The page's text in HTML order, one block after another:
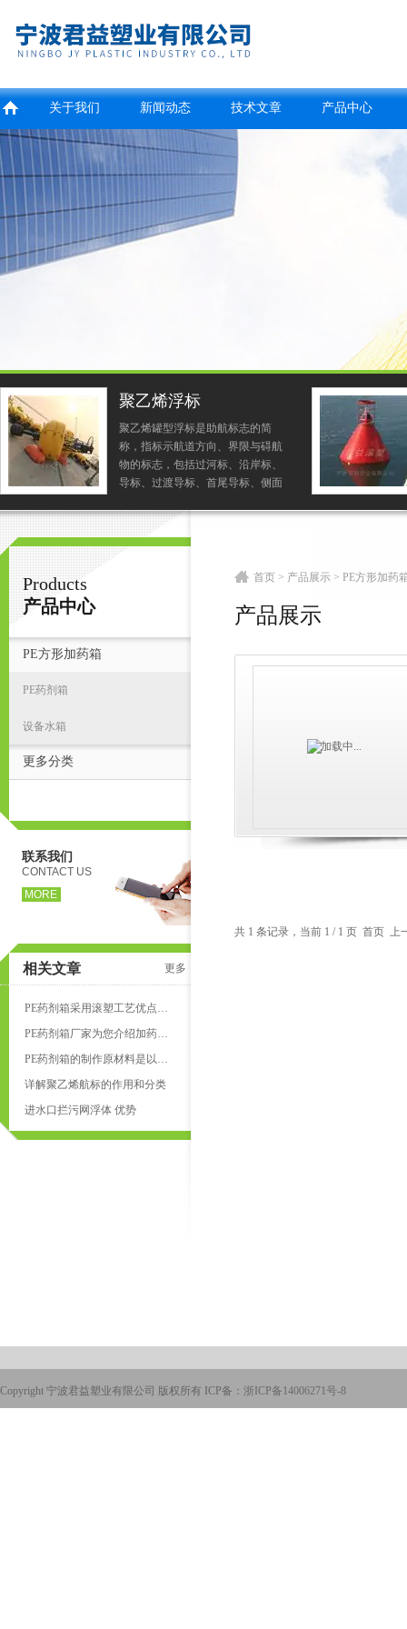
宁波君益塑业有限公司
首
关于我们 新闻动态 技术文章 产品中心
聚乙烯浮标
聚乙烯罐型浮标是助航标志的简
称，指标示航道方向、界限与碍航
物的标志，包括过河标、沿岸标、
导标、过渡导标、首尾导标、侧面
和桥涵标等。是帮助引导船舶航
行、定位和标示碍航物与表...
Products
产品中心
PE方形加药箱
PE药剂箱
设备水箱
更多分类
联系我们
CONTACT US
MORE
更多
相关文章
PE药剂箱采用滚塑工艺优点多多
PE药剂箱厂家为您介绍加药设备的使用注意事项
PE药剂箱的制作原材料是以采聚乙烯为主要原料
详解聚乙烯航标的作用和分类
进水口拦污网浮体 优势
首页 > 产品展示 > PE方形加药
产品展示
共 1 条记录，当前 1 / 1 页 首页
Copyright 宁波君益塑业有限公司 版权所有 ICP备： 浙ICP备14006271号-8